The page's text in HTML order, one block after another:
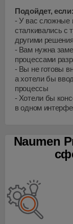
Подойдет, если:
У вас сложные
сталкивались с
другими
Вам нужна
процессами
Вы не готовы
а хотели бы
процессы
Хотели бы
в одном
Naumen